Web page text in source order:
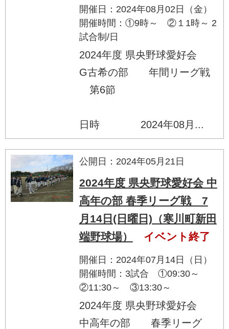
開催日：2024年08月02日（金）
開催時間：①9時～ ②１1時～ 2
試合制/日
2024年度 県央野球愛好会
G古希の部 年間リーグ戦
第6節
日時 2024年08月...
公開日：2024年05月21日
2024年度 県央野球愛好会 中
高年の部 春季リーグ戦 7
月14日(日曜日)（寒川町新田
端野球場）
イベント終了
開催日：2024年07月14日（日）
開催時間：3試合 ①09:30～
②11:30～ ③13:30～
2024年度 県央野球愛好会
中高年の部 春季リーグ